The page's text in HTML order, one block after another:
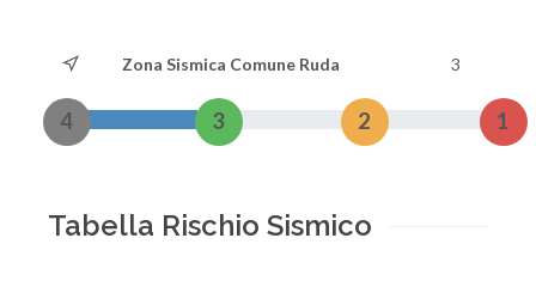
Zona Sismica Comune Ruda 3
4 3 2 1
Tabella Rischio Sismico